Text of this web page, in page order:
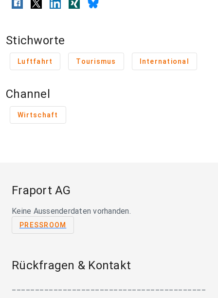
Stichworte
Luftfahrt Tourismus International
Channel
Wirtschaft
Fraport AG
Keine Aussenderdaten vorhanden.
PRESSROOM
Rückfragen & Kontakt